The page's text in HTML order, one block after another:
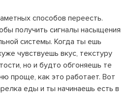
способов переесть.
получить сигналы насыщения
системы. Когда ты ешь
чувствуешь вкус, текстуру
но и будто обгоняешь те
проще, как это работает. Вот
еды и ты начинаешь есть в